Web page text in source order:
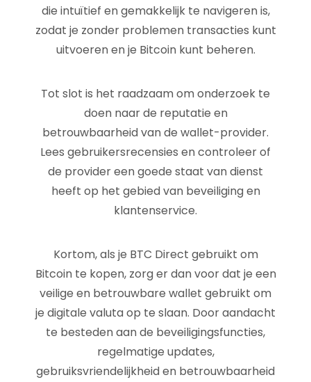
die intuïtief en gemakkelijk te navigeren is,
zodat je zonder problemen transacties kunt
uitvoeren en je Bitcoin kunt beheren.
Tot slot is het raadzaam om onderzoek te
doen naar de reputatie en
betrouwbaarheid van de wallet-provider.
Lees gebruikersrecensies en controleer of
de provider een goede staat van dienst
heeft op het gebied van beveiliging en
klantenservice.
Kortom, als je BTC Direct gebruikt om
Bitcoin te kopen, zorg er dan voor dat je een
veilige en betrouwbare wallet gebruikt om
je digitale valuta op te slaan. Door aandacht
te besteden aan de beveiligingsfuncties,
regelmatige updates,
gebruiksvriendelijkheid en betrouwbaarheid